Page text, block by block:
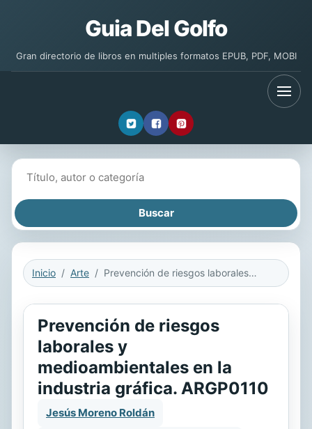
Guia Del Golfo
Gran directorio de libros en multiples formatos EPUB, PDF, MOBI
Inicio Arte Prevención de riesgos laborales y medioambientales en la industria gráfica. ARGP0110
Prevención de riesgos
laborales y
medioambientales en la
industria gráfica. ARGP0110
Jesús Moreno Roldán